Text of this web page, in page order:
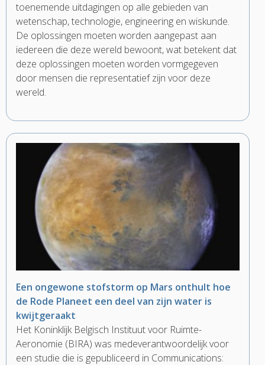
toenemende uitdagingen op alle gebieden van
wetenschap, technologie, engineering en wiskunde.
De oplossingen moeten worden aangepast aan
iedereen die deze wereld bewoont, wat betekent dat
deze oplossingen moeten worden vormgegeven
door mensen die representatief zijn voor deze
wereld.
Een ongewone stofstorm op Mars onthult hoe
de Rode Planeet een deel van zijn water is
kwijtgeraakt
Het Koninklijk Belgisch Instituut voor Ruimte-
Aeronomie (BIRA) was medeverantwoordelijk voor
een studie die is gepubliceerd in Communications: